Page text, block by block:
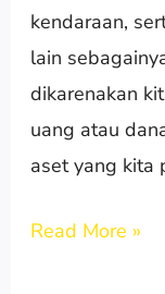
kendaraan,
lain
dikarenakan
uang atau
aset yang kita
Read More »